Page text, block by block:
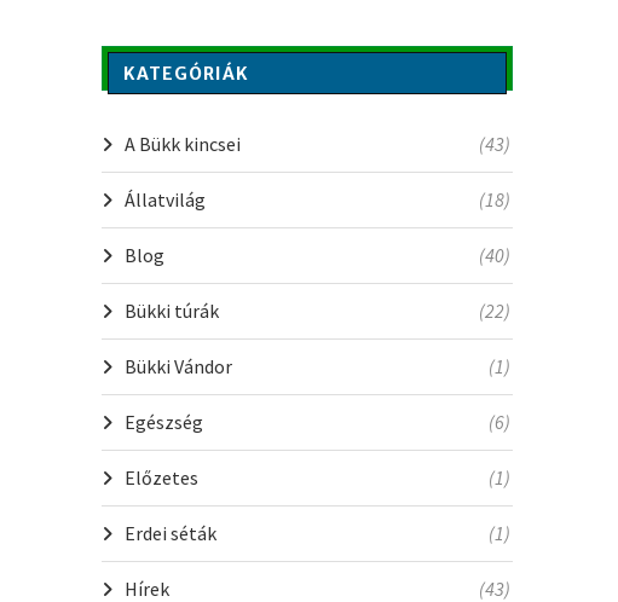
KATEGÓRIÁK
A Bükk kincsei (43)
Állatvilág (18)
Blog (40)
Bükki túrák (22)
Bükki Vándor (1)
Egészség (6)
Előzetes (1)
Erdei séták (1)
Hírek (43)